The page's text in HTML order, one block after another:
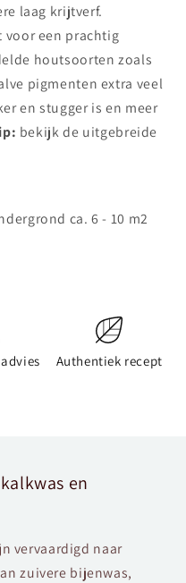
laag krijtverf.
voor een prachtig
houtsoorten zoals
pigmenten extra veel
en stugger is en meer
bekijk de uitgebreide
ca. 6 - 10 m2
Authentiek recept
en
vervaardigd naar
zuivere bijenwas,